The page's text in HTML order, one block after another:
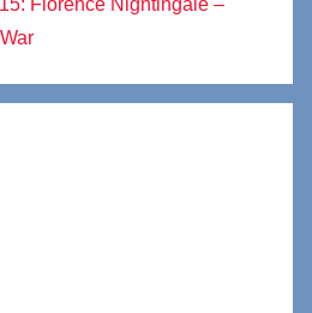
Florence Nightingale –